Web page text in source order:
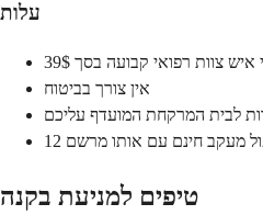
עלות
צוות רפואי קבועה בסך 39$
אין צורך בביטוח
לבית המרקחת המועדף עליכם
מעקב חינם עם אותו מרשם
טיפים למניעת בקנה